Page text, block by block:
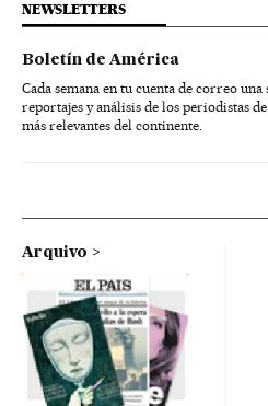
NEWSLETTERS
Boletín de América
Cada semana en tu cuenta de correo
reportajes y análisis de los periodistas
más relevantes del continente.
Arquivo